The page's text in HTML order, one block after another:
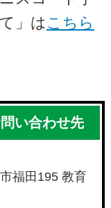
」は こちら
い合わせ先
福田195 教育